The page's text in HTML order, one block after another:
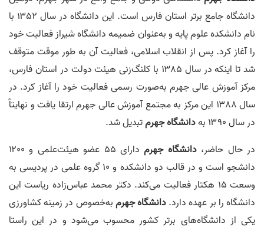
دانشگاه جامع برتر استان فارس است. این دانشگاه در سال ۱۳۵۲ با
نام دانشکده علوم پایه و به‌عنوان ضمیمه دانشگاه شیراز فعالیت خود
را آغاز کرد. پس از انقلاب اسلامی، فعالیت آن به طور موقت متوقف
شد تا اینکه در سال ۱۳۸۵ با کلنگ‌زنی هیئت دولت در استان فارس،
مرکز آموزش عالی جهرم به‌صورت رسمی فعالیت خود را آغاز کرد. در
سال ۱۳۸۸ این مرکز به مجتمع آموزش عالی جهرم ارتقا یافت و نهایتاً
در سال ۱۳۹۰ به
دانشگاه جهرمتبدیل شد.
در حال حاضر،دانشگاه جهرم
دارای ۵۵ عضو هیئت‌علمی و ۱۲۰۰
دانشجو است و در قالب دو دانشکده و ۱۰ گروه علمی در پردیسی به
وسعت ۱۵ هکتار فعالیت می‌کند. دکتر محمد عباس‌زاده ریاست این
دانشگاه را بر عهده دارد.دانشگاه جهرمبه‌خصوص در زمینه کشاورزی
یکی از دانشگاه‌های برتر کشور محسوب می‌شود و در این راستا